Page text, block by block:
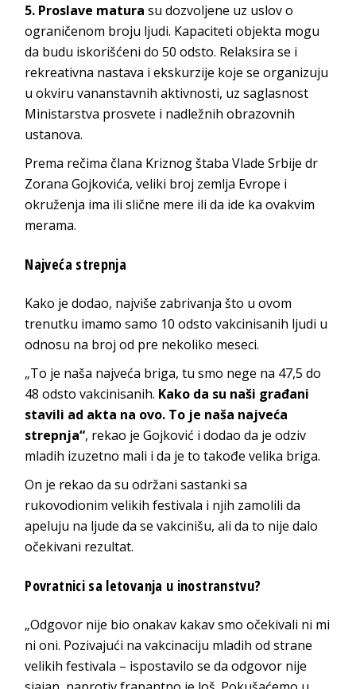
5. Proslave matura su dozvoljene uz uslov o
ograničenom broju ljudi. Kapaciteti objekta mogu
da budu iskorišćeni do 50 odsto. Relaksira se i
rekreativna nastava i ekskurzije koje se organizuju
u okviru vananstavnih aktivnosti, uz saglasnost
Ministarstva prosvete i nadležnih obrazovnih
ustanova.
Prema rečima člana Kriznog štaba Vlade Srbije dr
Zorana Gojkovića, veliki broj zemlja Evrope i
okruženja ima ili slične mere ili da ide ka ovakvim
merama.
Najveća strepnja
Kako je dodao, najviše zabrivanja što u ovom
trenutku imamo samo 10 odsto vakcinisanih ljudi u
odnosu na broj od pre nekoliko meseci.
„To je naša najveća briga, tu smo nege na 47,5 do
48 odsto vakcinisanih. Kako da su naši građani
stavili ad akta na ovo. To je naša najveća
strepnja“, rekao je Gojković i dodao da je odziv
mladih izuzetno mali i da je to takođe velika briga.
On je rekao da su održani sastanki sa
rukovodionim velikih festivala i njih zamolili da
apeluju na ljude da se vakcinišu, ali da to nije dalo
očekivani rezultat.
Povratnici sa letovanja u inostranstvu?
„Odgovor nije bio onakav kakav smo očekivali ni mi
ni oni. Pozivajući na vakcinaciju mladih od strane
velikih festivala – ispostavilo se da odgovor nije